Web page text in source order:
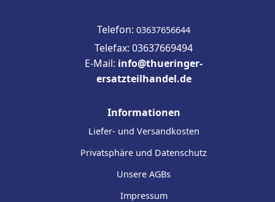
Telefon: 03637656644
Telefax: 03637669494
E-Mail: info@thueringer-
ersatzteilhandel.de
Informationen
Liefer- und Versandkosten
Privatsphäre und Datenschutz
Unsere AGBs
Impressum